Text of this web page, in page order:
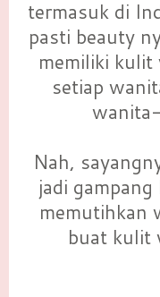
termasuk di
pasti beauty
memiliki kulit
setiap
Nah,
jadi
memutihkan
buat kulit